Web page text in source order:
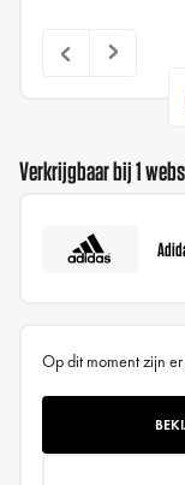
Verkrijgbaar bij 1
Op dit moment zijn